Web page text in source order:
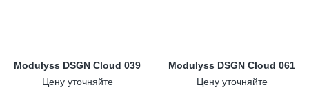
Modulyss DSGN Cloud 039
Цену уточняйте
Modulyss DSGN Cloud 061
Цену уточняйте